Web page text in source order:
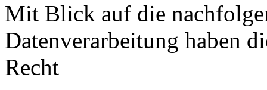
Mit Blick auf die
Datenverarbeitung haben
Recht